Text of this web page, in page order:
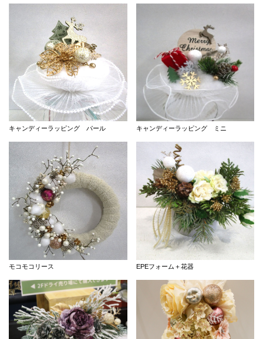
キャンディーラッピング パール キャンディーラッピング ミニ
モコモコリース EPEフォーム＋花器